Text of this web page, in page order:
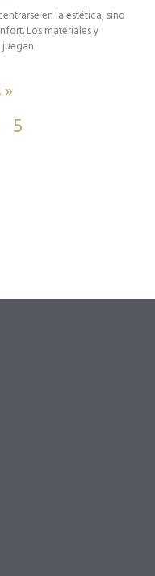
en la estética, sino
Los materiales y
»
5